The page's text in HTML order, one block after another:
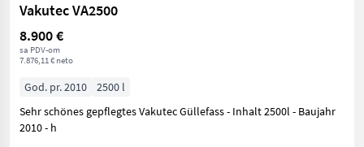
Vakutec VA2500
8.900 €
sa PDV-om
7.876,11 € neto
God. pr. 2010
2500 l
Sehr schönes gepflegtes Vakutec Güllefass - Inhalt 2500l - Baujahr
2010 - h